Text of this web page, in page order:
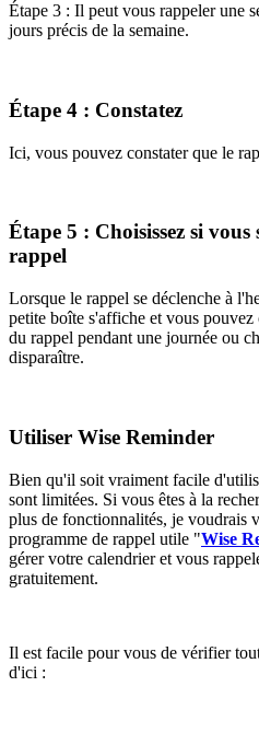
Étape 3 : Il peut vous rappeler une
jours précis de la semaine.
Étape 4 : Constatez
Ici, vous pouvez constater que le
Étape 5 : Choisissez si vous
rappel
Lorsque le rappel se déclenche à
petite boîte s'affiche et vous
du rappel pendant une journée ou
disparaître.
Utiliser Wise Reminder
Bien qu'il soit vraiment facile
sont limitées. Si vous êtes à la
plus de fonctionnalités, je voudrais
programme de rappel utile "Wise
gérer votre calendrier et vous
gratuitement.
Il est facile pour vous de vérifier
d'ici :